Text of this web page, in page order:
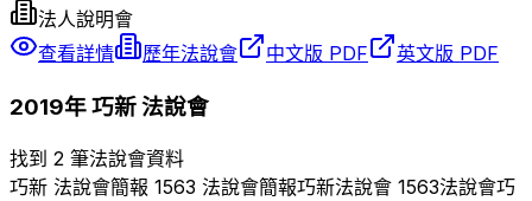
法人說明會
查看詳情
歷年法說會 中文版 PDF 英文版 PDF
2019年巧新法說會
找到 2 筆法說會資料
巧新 法說會簡報 1563 法說會簡報巧新法說會 1563法說會巧